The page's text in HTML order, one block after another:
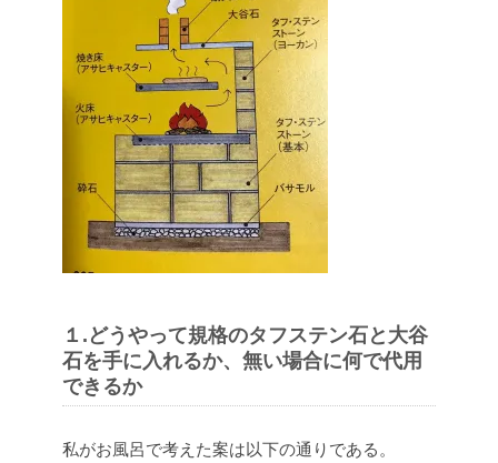
１.どうやって規格のタフステン石と大谷
石を手に入れるか、無い場合に何で代用
できるか
私がお風呂で考えた案は以下の通りである。